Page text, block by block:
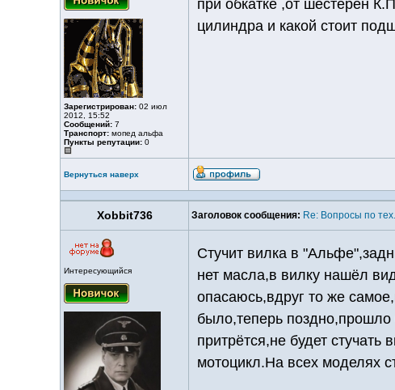
Зарегистрирован: 02 июл
2012, 15:52
Сообщений: 7
Транспорт: мопед альфа
Пункты репутации: 0
при обкатке ,от шестерен
цилиндра и какой стоит
Вернуться наверх
Xobbit736 Заголовок сообщения: Re: Вопросы по
Интересующийся
Стучит вилка в
нет масла,в вилку нашёл
опасаюсь,вдруг то же
было,теперь поздно,прошло
притрётся,не будет
мотоцикл.На всех моделях